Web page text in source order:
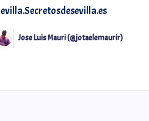
Jose Luis Mauri (@jotaelemaurir)